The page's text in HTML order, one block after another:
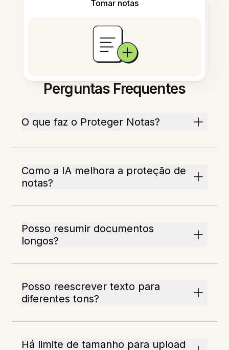
Tomar notas
Perguntas Frequentes
O que faz o Proteger Notas?
Como a IA melhora a proteção de
notas?
Posso resumir documentos
longos?
Posso reescrever texto para
diferentes tons?
Há limite de tamanho para upload